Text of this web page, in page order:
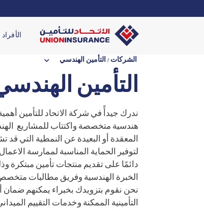
الأفراد
الشركات / التأمين الهندسي keyboard_arrow_down
التأمين
ندرك جيدأً في شركة الاتحاد للتأمين
هندسية متخصصة واكتتاب للمشاريع
المعقدة أو البعيدة عن النمطية التي
لتوفير الحماية المناسبة لممارسة
دائمًا على تقديم منتجات تأمين مبتكرة
الخبرة الهندسية وفريق مطالبات
نحن نقوم بتزويدك بخبراء يمكنهم
التأمينية الممكنة وخدمات التقييم